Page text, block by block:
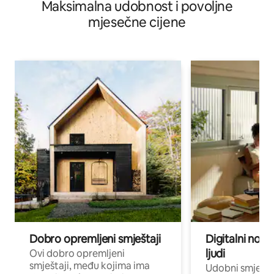
Maksimalna udobnost i povoljne
mjesečne cijene
Dobro opremljeni smještaji
Ovi dobro opremljeni
smještaji, među kojima ima
Digitalni
ljudi
Udobni